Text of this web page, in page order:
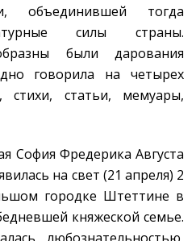
объединившей тогда
силы страны.
были дарования
говорила на четырех
стихи, статьи, мемуары,
София Фредерика Августа
на свет (21 апреля) 2
городке Штеттине в
княжеской семье.
любознательностью,